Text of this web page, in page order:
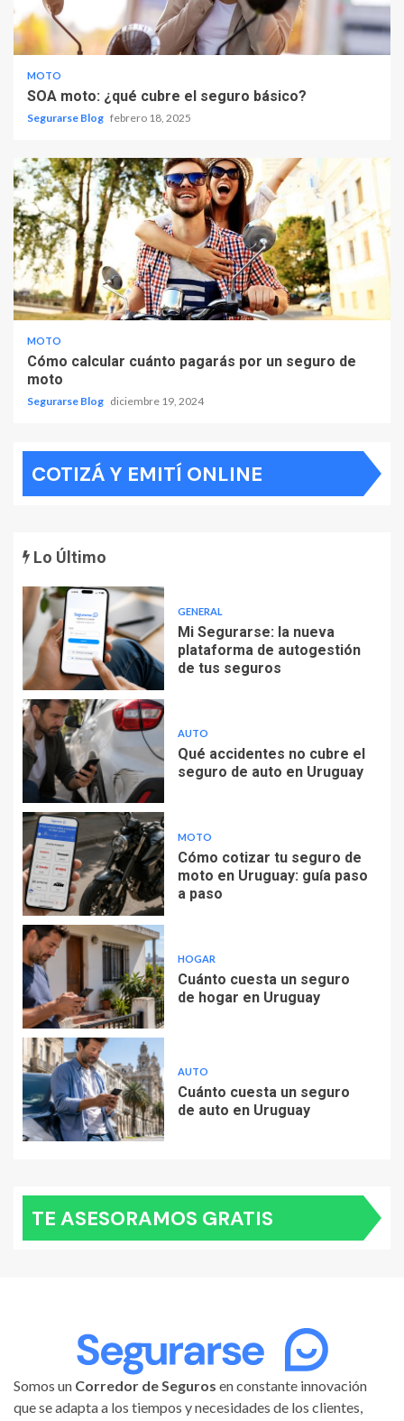
MOTO
SOA moto: ¿qué cubre el seguro básico?
Segurarse Blog febrero 18, 2025
MOTO
Cómo calcular cuánto pagarás por un seguro de
moto
Segurarse Blog diciembre 19, 2024
COTIZÁ Y EMITÍ ONLINE
Lo Último
GENERAL
Mi Segurarse: la nueva
plataforma de autogestión
de tus seguros
AUTO
Qué accidentes no cubre el
seguro de auto en Uruguay
MOTO
Cómo cotizar tu seguro de
moto en Uruguay: guía paso
a paso
HOGAR
Cuánto cuesta un seguro
de hogar en Uruguay
AUTO
Cuánto cuesta un seguro
de auto en Uruguay
TE ASESORAMOS GRATIS
Somos un Corredor de Seguros en constante innovación
que se adapta a los tiempos y necesidades de los clientes,